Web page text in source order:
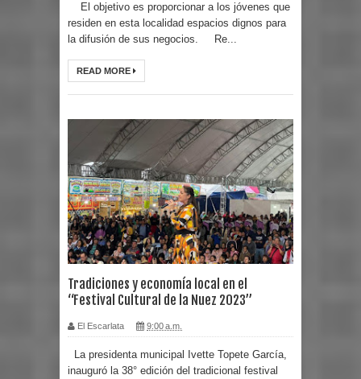
El objetivo es proporcionar a los jóvenes que
residen en esta localidad espacios dignos para
la difusión de sus negocios. Re...
READ MORE
Tradiciones y economía local en el
“Festival Cultural de la Nuez 2023”
El Escarlata 9:00 a.m.
La presidenta municipal Ivette Topete García,
inauguró la 38° edición del tradicional festival